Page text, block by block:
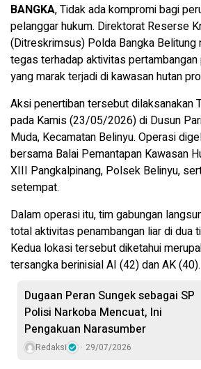
BANGKA, Tidak ada kompromi bagi
pelanggar hukum. Direktorat Reserse
(Ditreskrimsus) Polda Bangka Belitung
tegas terhadap aktivitas
yang marak terjadi di kawasan hutan
Aksi penertiban tersebut dilaksanakan
pada Kamis (23/05/2026) di Dusun
Muda, Kecamatan Belinyu. Operasi
bersama Balai Pemantapan Kawasan
XIII Pangkalpinang, Polsek Belinyu,
setempat.
Dalam operasi itu, tim gabungan
total aktivitas penambangan liar di dua
Kedua lokasi tersebut diketahui
tersangka berinisial AI (42) dan AK (40).
Dugaan Peran Sungek sebagai SP
Polisi Narkoba Mencuat, Ini
Pengakuan Narasumber
Redaksi 29/07/2026